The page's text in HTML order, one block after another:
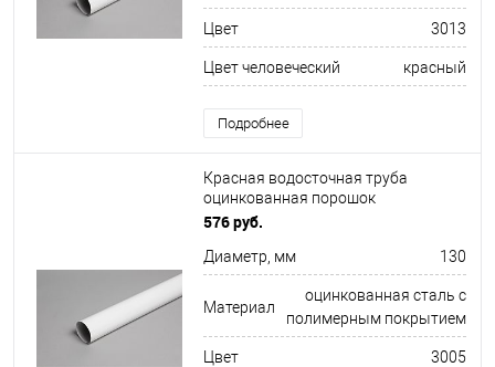
Цвет 3013
Цвет человеческий красный
Подробнее
Красная водосточная труба
оцинкованная порошок
ф130х1250мм RAL 3005
576 руб.
Диаметр, мм 130
Материал
оцинкованная сталь с
полимерным покрытием
Цвет 3005